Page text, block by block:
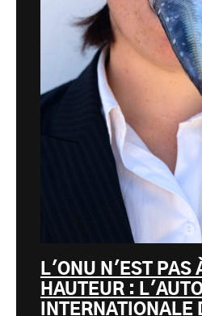
L'ONU N'EST PAS
HAUTEUR :
INTERNATIONALE